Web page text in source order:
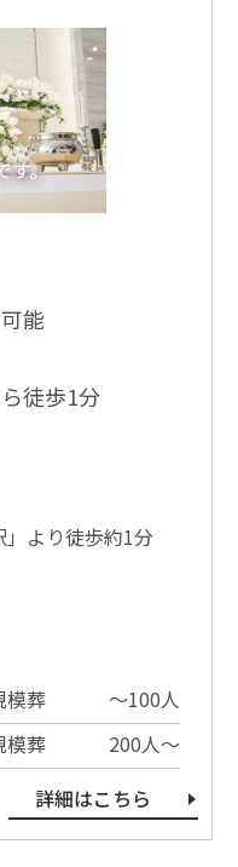
す。
能
徒歩1分
より徒歩約1分
模葬
〜100⼈
模葬
200⼈〜
詳細はこちら